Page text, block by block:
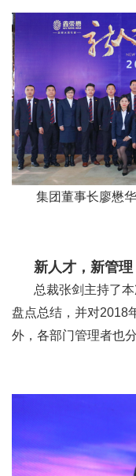
集团董事长廖懋
新人才，新管
总裁张剑主持了
盘点总结，并对2018
外，各部门管理者也